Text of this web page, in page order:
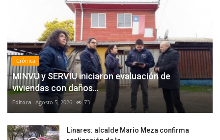
Crónica
MINVU y SERVIU iniciaron evaluación de
viviendas con daños...
Editora Agosto 5, 2026 73
Linares: alcalde Mario Meza confirma